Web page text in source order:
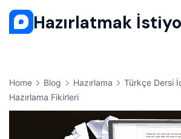
Skip
Hazırlatmak
Home Blog Hazırlama
Türkçe Dersi
Hazırlama Fikirleri